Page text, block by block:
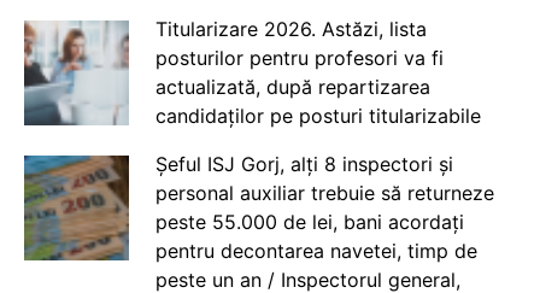
Titularizare 2026. Astăzi, lista
posturilor pentru profesori va fi
actualizată, după repartizarea
candidaților pe posturi titularizabile
Șeful ISJ Gorj, alți 8 inspectori și
personal auxiliar trebuie să returneze
peste 55.000 de lei, bani acordați
pentru decontarea navetei, timp de
peste un an / Inspectorul general,